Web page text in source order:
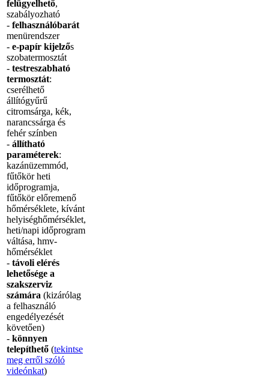
felügyelhető,
szabályozható
- felhasználóbarát
menürendszer
- e-papír kijelzős
szobatermosztát
- testreszabható
termosztát:
cserélhető
állítógyűrű
citromsárga, kék,
narancssárga és
fehér színben
- állítható
paraméterek:
kazánüzemmód,
fűtőkör heti
időprogramja,
fűtőkör előremenő
hőmérséklete, kívánt
helyiséghőmérséklet,
heti/napi időprogram
váltása, hmv-
hőmérséklet
- távoli elérés
lehetősége a
szakszerviz
számára (kizárólag
a felhasználó
engedélyezését
követően)
- könnyen
telepíthető (tekintse
meg erről szóló
videónkat)